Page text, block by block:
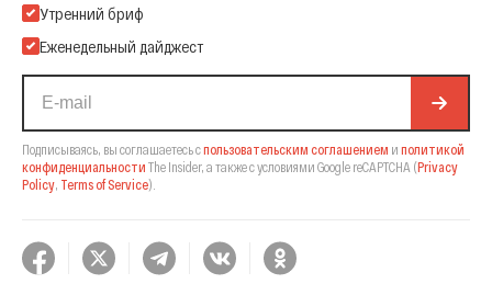
Подпишитесь на нашу Email-рассылку
Утренний бриф
Еженедельный дайджест
Подписываясь, вы соглашаетесь спользовательским соглашением и политикой
конфиденциальности The Insider, а также с условиями Google reCAPTCHA (Privacy
Policy, Terms of Service).